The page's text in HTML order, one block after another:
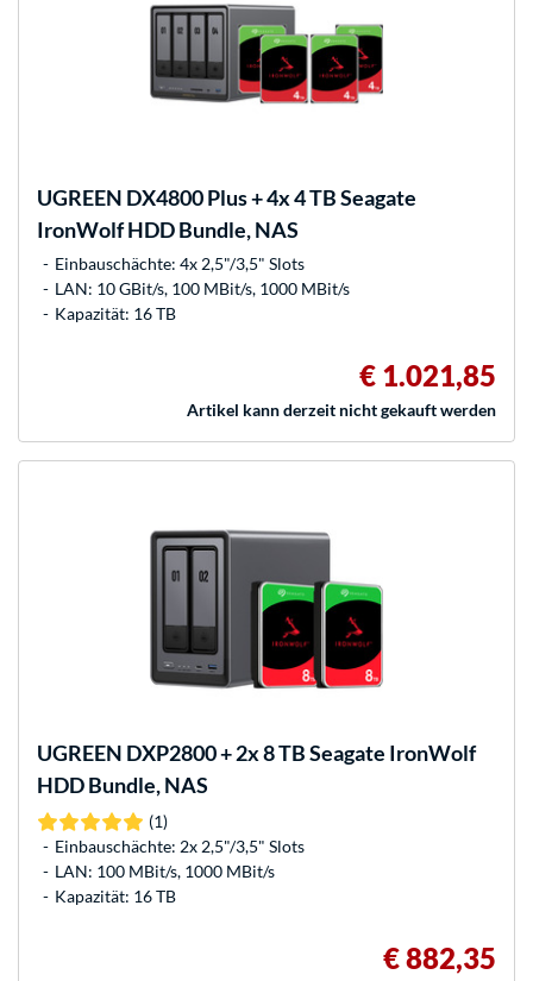
UGREEN DX4800 Plus + 4x 4 TB Seagate
IronWolf HDD Bundle, NAS
Einbauschächte: 4x 2,5"/3,5" Slots
LAN: 10 GBit/s, 100 MBit/s, 1000 MBit/s
Kapazität: 16 TB
€ 1.021,85
Artikel kann derzeit nicht gekauft werden
UGREEN DXP2800 + 2x 8 TB Seagate IronWolf
HDD Bundle, NAS
(1)
Einbauschächte: 2x 2,5"/3,5" Slots
LAN: 100 MBit/s, 1000 MBit/s
Kapazität: 16 TB
€ 882,35